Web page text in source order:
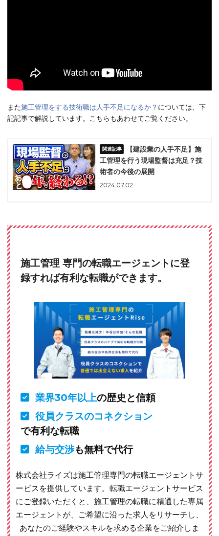
また施工管理をする技術職は人手不足になるか？ については、下
記記事で解説しています。こちらもあわせてご覧ください。
【建設業の人手不足】施
工管理を行う現場監督は充足？技
術者の今後の展開
2024.07.02
施工管理 専門の転職エージェントに登
録すれば有利な転職ができます。
業界30年以上の歴史と信頼
役員クラスのコネクション
で有利な転職
給与交渉も無料で代行
株式会社ライズは施工管理専門の転職エージェントサ
ービスを提供しています。転職エージェントサービス
にご登録いただくと、施工管理の転職に精通した専属
エージェントが、ご希望に沿った求人をリサーチし、
あなたのご経験やスキルを求める企業をご紹介しま